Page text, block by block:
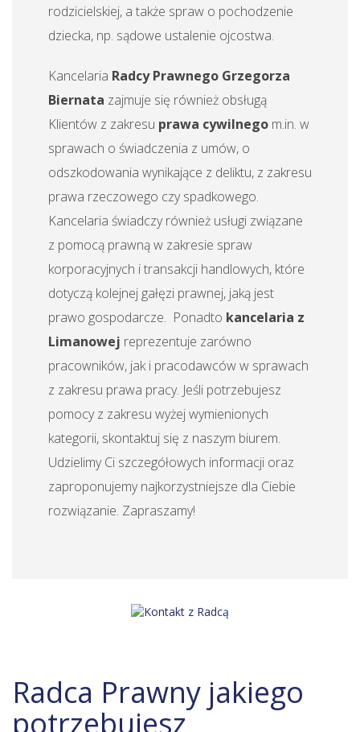
rodzicielskiej, a także spraw o pochodzenie
dziecka, np. sądowe ustalenie ojcostwa.
Kancelaria Radcy Prawnego Grzegorza
Biernata zajmuje się również obsługą
Klientów z zakresu prawa cywilnego m.in. w
sprawach o świadczenia z umów, o
odszkodowania wynikające z deliktu, z zakresu
prawa rzeczowego czy spadkowego.
Kancelaria świadczy również usługi związane
z pomocą prawną w zakresie spraw
korporacyjnych i transakcji handlowych, które
dotyczą kolejnej gałęzi prawnej, jaką jest
prawo gospodarcze. Ponadto kancelaria z
Limanowej reprezentuje zarówno
pracowników, jak i pracodawców w sprawach
z zakresu prawa pracy. Jeśli potrzebujesz
pomocy z zakresu wyżej wymienionych
kategorii, skontaktuj się z naszym biurem.
Udzielimy Ci szczegółowych informacji oraz
zaproponujemy najkorzystniejsze dla Ciebie
rozwiązanie. Zapraszamy!
Radca Prawny jakiego
potrzebujesz